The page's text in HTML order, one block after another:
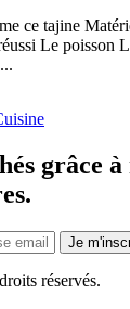
ce tajine
Le poisson
grâce
Je
réservés.